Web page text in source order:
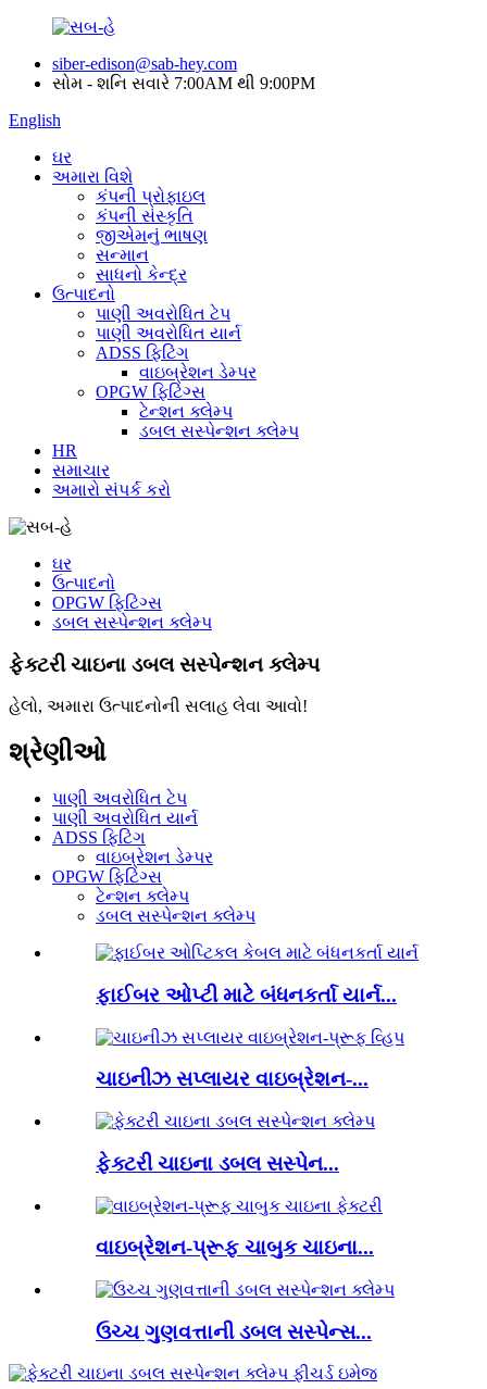
siber-edison@sab-hey.com
સોમ - શનિ સવારે 7:00AM થી 9:00PM
English
ઘર
અમારા વિશે
કંપની પ્રોફાઇલ
કંપની સંસ્કૃતિ
જીએમનું ભાષણ
સન્માન
સાધનો કેન્દ્ર
ઉત્પાદનો
પાણી અવરોધિત ટેપ
પાણી અવરોધિત યાર્ન
ADSS ફિટિંગ
વાઇબ્રેશન ડેમ્પર
OPGW ફિટિંગ્સ
ટેન્શન ક્લેમ્પ
ડબલ સસ્પેન્શન ક્લેમ્પ
HR
સમાચાર
અમારો સંપર્ક કરો
ઘર
ઉત્પાદનો
OPGW ફિટિંગ્સ
ડબલ સસ્પેન્શન ક્લેમ્પ
ફેક્ટરી ચાઇના ડબલ સસ્પેન્શન ક્લેમ્પ
હેલો, અમારા ઉત્પાદનોની સલાહ લેવા આવો!
શ્રેણીઓ
પાણી અવરોધિત ટેપ
પાણી અવરોધિત યાર્ન
ADSS ફિટિંગ
વાઇબ્રેશન ડેમ્પર
OPGW ફિટિંગ્સ
ટેન્શન ક્લેમ્પ
ડબલ સસ્પેન્શન ક્લેમ્પ
ફાઈબર ઓપ્ટી માટે બંધનકર્તા યાર્ન...
ચાઇનીઝ સપ્લાયર વાઇબ્રેશન-...
ફેક્ટરી ચાઇના ડબલ સસ્પેન...
વાઇબ્રેશન-પ્રૂફ ચાબુક ચાઇના...
ઉચ્ચ ગુણવત્તાની ડબલ સસ્પેન્સ...